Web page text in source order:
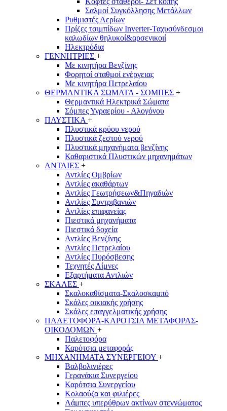
Σαλμοί Συγκόλλησης Μετάλλων
Ρυθμιστές Αερίων
Πρίζες τσιμπίδων Inverter-Ταχυσύνδεσμοι
καλωδίων θηλυκοί&αρσενικοιί
Ηλεκτρόδια
ΓΕΝΝΗΤΡΙΕΣ +
Με κινητήρα Βενζίνης
Φορητοί σταθμοί ενέργειας
Με κινητήρα Πετρελαίου
ΘΕΡΜΑΝΤΙΚΑ ΣΩΜΑΤΑ - ΣΟΜΠΕΣ +
Θερμαντικά Ηλεκτρικά Σώματα
Σόμπες Υγραερίου - Αλογόνου
ΠΛΥΣΤΙΚΑ +
Πλυστικά κρύου νερού
Πλυστικά ζεστού νερού
Πλυστικά μηχανήματα βενζίνης
Καθαριστικά Πλυστικών μηχανημάτων
ΑΝΤΛΙΕΣ +
Αντλίες Ομβρίων
Αντλίες ακαθάρτων
Αντλίες Γεωτρήσεων&Πηγαδιών
Αντλίες Συντριβανιών
Αντλίες επιφανείας
Πιεστικά μηχανήματα
Πιεστικά δοχεία
Αντλίες Βενζίνης
Αντλίες Πετρελαίου
Αντλίες Πυρόσβεσης
Τεχνητές Λίμνες
Εξαρτήματα Αντλιών
ΣΚΑΛΕΣ +
Σκαλοκαθίσματα-Σκαλοσκαμπό
Σκάλες οικιακής χρήσης
Σκάλες επαγγελματικής χρήσης
ΠΑΛΕΤΟΦΟΡΑ-ΚΑΡΟΤΣΙΑ ΜΕΤΑΦΟΡΑΣ-
ΟΙΚΟΔΟΜΩΝ +
Παλετοφόρα
Καρότσια μεταφοράς
ΜΗΧΑΝΗΜΑΤΑ ΣΥΝΕΡΓΕΙΟΥ +
Βαλβολινιέρες
Γερανάκια Συνεργείου
Καρότσια Συνεργείου
Κολαούζα και φιλιέρες
Λάμπες υπερύθρων ακτίνων στεγνώματος